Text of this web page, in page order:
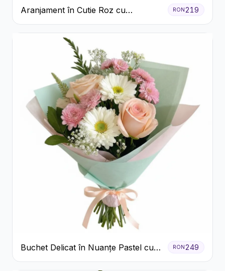
Aranjament în Cutie Roz cu
Crizanteme Albe și Lila
RON 219
Buchet Delicat în Nuanțe Pastel cu
Trandafiri și Crizanteme Roz
RON 249